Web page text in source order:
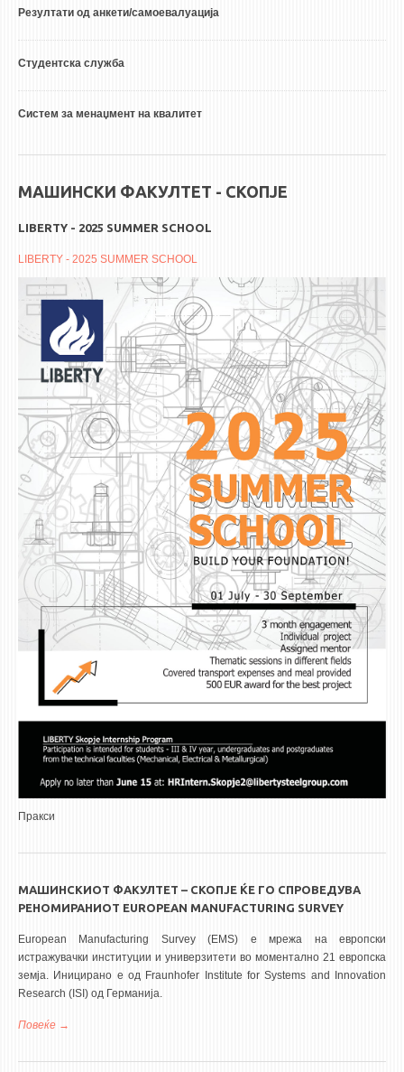
Резултати од анкети/самоевалуација
Студентска служба
Систем за менаџмент на квалитет
МАШИНСКИ ФАКУЛТЕТ - СКОПЈЕ
LIBERTY - 2025 SUMMER SCHOOL
LIBERTY - 2025 SUMMER SCHOOL
Пракси
МАШИНСКИОТ ФАКУЛТЕТ – СКОПЈЕ ЌЕ ГО СПРОВЕДУВА
РЕНОМИРАНИОТ EUROPEAN MANUFACTURING SURVEY
European Manufacturing Survey (EMS) е мрежа на европски
истражувачки институции и универзитети во моментално 21 европска
земја. Иницирано е од Fraunhofer Institute for Systems and Innovation
Research (ISI) од Германија.
Повеќе за Машинскиот факултет – Скопје ќе го спроведува